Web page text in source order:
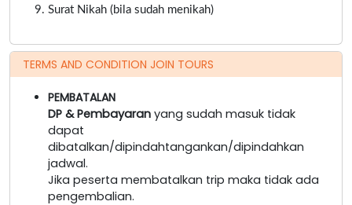
Surat Nikah (bila sudah menikah)
TERMS AND CONDITION JOIN TOURS
PEMBATALAN
DP & Pembayaran yang sudah masuk tidak
dapat
dibatalkan/dipindahtangankan/dipindahkan
jadwal.
Jika peserta membatalkan trip maka tidak ada
pengembalian.